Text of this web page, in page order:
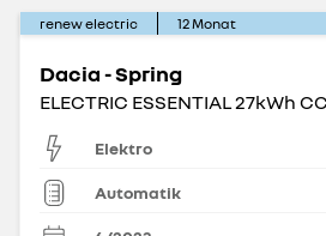
renew electric 12Monat
Dacia - Spring
Elektro
Automatik